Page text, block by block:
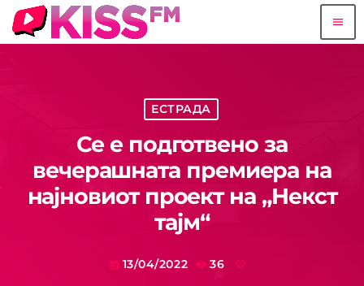
menu
ЕСТРАДА
Се е подготвено за
вечерашната премиера на
најновиот проект на „Некст
тајм“
today 13/04/2022 36